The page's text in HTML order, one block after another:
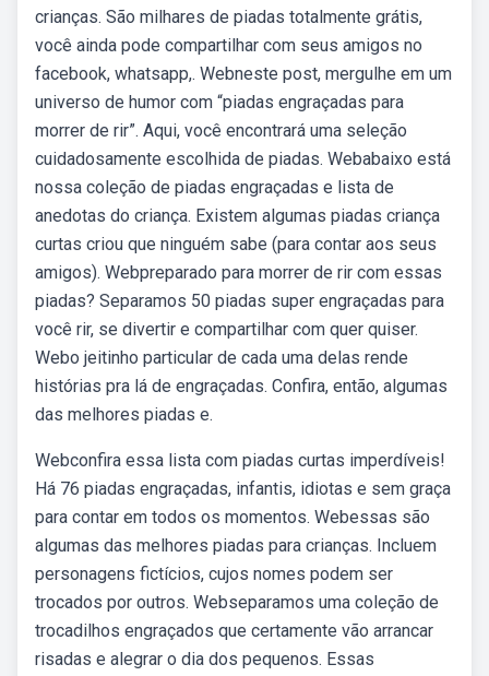
crianças. São milhares de piadas totalmente grátis,
você ainda pode compartilhar com seus amigos no
facebook, whatsapp,. Webneste post, mergulhe em um
universo de humor com “piadas engraçadas para
morrer de rir”. Aqui, você encontrará uma seleção
cuidadosamente escolhida de piadas. Webabaixo está
nossa coleção de piadas engraçadas e lista de
anedotas do criança. Existem algumas piadas criança
curtas criou que ninguém sabe (para contar aos seus
amigos). Webpreparado para morrer de rir com essas
piadas? Separamos 50 piadas super engraçadas para
você rir, se divertir e compartilhar com quer quiser.
Webo jeitinho particular de cada uma delas rende
histórias pra lá de engraçadas. Confira, então, algumas
das melhores piadas e.
Webconfira essa lista com piadas curtas imperdíveis!
Há 76 piadas engraçadas, infantis, idiotas e sem graça
para contar em todos os momentos. Webessas são
algumas das melhores piadas para crianças. Incluem
personagens fictícios, cujos nomes podem ser
trocados por outros. Webseparamos uma coleção de
trocadilhos engraçados que certamente vão arrancar
risadas e alegrar o dia dos pequenos. Essas